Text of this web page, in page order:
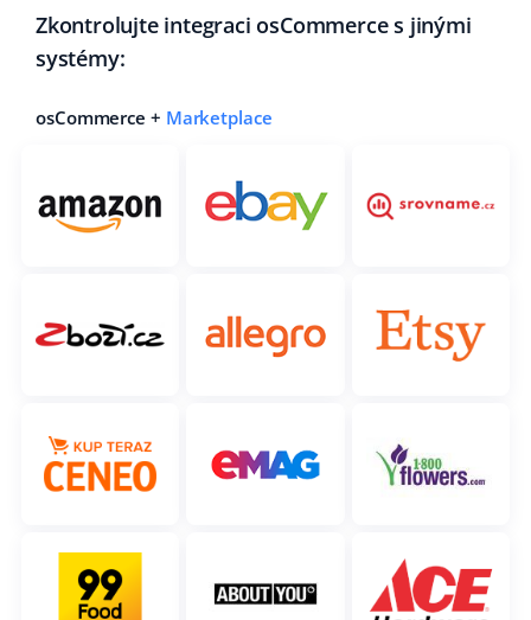
Zkontrolujte integraci osCommerce s jinými
systémy:
osCommerce + Marketplace